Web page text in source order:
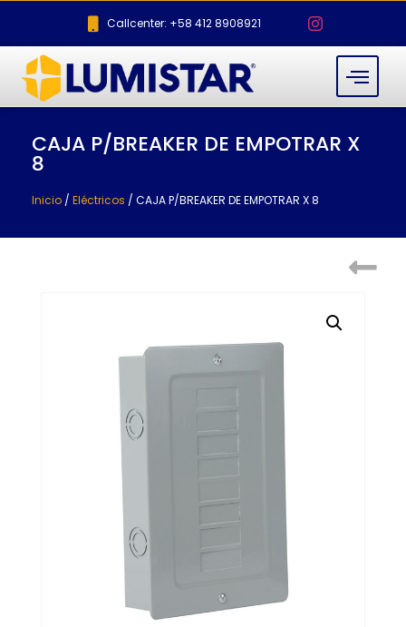
Callcenter: +58 412 8908921
CAJA P/BREAKER DE EMPOTRAR X
8
Inicio / Eléctricos / CAJA P/BREAKER DE EMPOTRAR X 8